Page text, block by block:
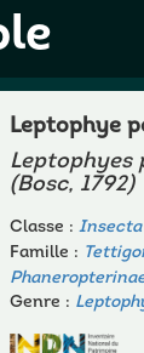
Leptophye
Leptophyes
(Bosc, 1792)
Classe : Insecta
Famille :
Genre :